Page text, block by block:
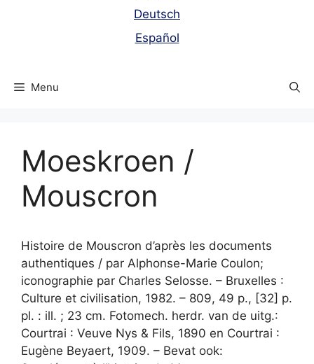
Deutsch
Español
Menu
Moeskroen /
Mouscron
Histoire de Mouscron d’après les documents
authentiques / par Alphonse-Marie Coulon;
iconographie par Charles Selosse. – Bruxelles :
Culture et civilisation, 1982. – 809, 49 p., [32] p.
pl. : ill. ; 23 cm. Fotomech. herdr. van de uitg.:
Courtrai : Veuve Nys & Fils, 1890 en Courtrai :
Eugène Beyaert, 1909. – Bevat ook: